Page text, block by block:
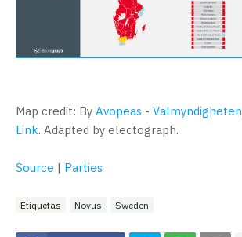
Map credit: By Avopeas - Valmyndigheten
Link. Adapted by electograph.
Source | Parties
Etiquetas Novus Sweden